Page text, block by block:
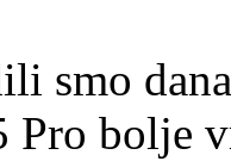
smo
Pro bolje